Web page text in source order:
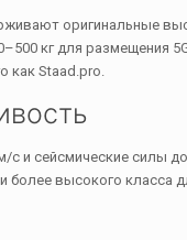
оригинальные
кг для размещения
как Staad.pro.
сейсмические силы
высокого класса